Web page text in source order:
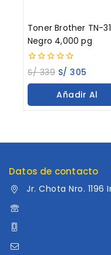
Toner Brother TN-
Negro 4,000 pg
0
out
of
S/339 S/ 305
Añadir Al
Datos de contacto
Jr. Chota Nro.